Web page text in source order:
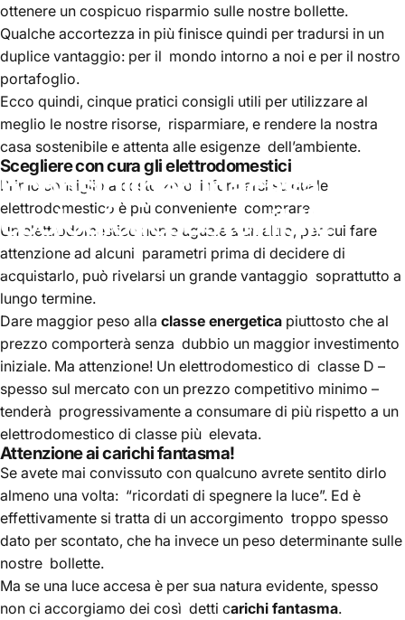
5consigliperunacasa
ecologicaesostenibile
May 13, 2022 by Witty Power
ottenere un cospicuo risparmio sulle nostre bollette.
Qualche accortezza in più finisce quindi per tradursi in un
duplice vantaggio: per il mondo intorno a noi e per il nostro
portafoglio.
Ecco quindi, cinque pratici consigli utili per utilizzare al
meglio le nostre risorse, risparmiare, e rendere la nostra
casa sostenibile e attenta alle esigenze dell’ambiente.
Scegliere con cura gli elettrodomestici
Primo consiglio a costo zero: informarsi su quale
elettrodomestico è più conveniente comprare.
Un elettrodomestico non è uguale a un altro, per cui fare
attenzione ad alcuni parametri prima di decidere di
acquistarlo, può rivelarsi un grande vantaggio soprattutto a
lungo termine.
Dare maggior peso alla classe energetica piuttosto che al
prezzo comporterà senza dubbio un maggior investimento
iniziale. Ma attenzione! Un elettrodomestico di classe D –
spesso sul mercato con un prezzo competitivo minimo –
tenderà progressivamente a consumare di più rispetto a un
elettrodomestico di classe più elevata.
Attenzione ai carichi fantasma!
Se avete mai convissuto con qualcuno avrete sentito dirlo
almeno una volta: “ricordati di spegnere la luce”. Ed è
effettivamente si tratta di un accorgimento troppo spesso
dato per scontato, che ha invece un peso determinante sulle
nostre bollette.
Ma se una luce accesa è per sua natura evidente, spesso
non ci accorgiamo dei così detti carichi fantasma.